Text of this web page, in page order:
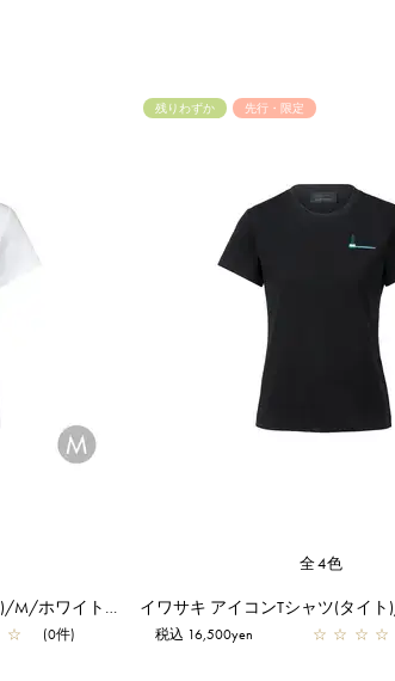
イワサキ アイコンTシャツ(タイト)/M/ホワイト【一部店舗先行販売商品】
☆ (0件)
残りわずか 先行・限定
全4色
税込 16,500yen ☆ ☆ ☆ ☆